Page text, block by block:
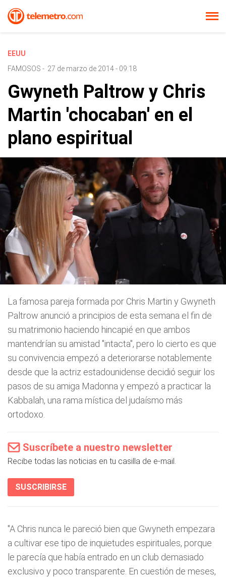
EEUU
FAMOSOS - 27 de marzo de 2014 - 09:18
Gwyneth Paltrow y Chris
Martin 'chocaban' en el
plano espiritual
La famosa pareja formada por Chris Martin y Gwyneth
Paltrow anunció a principios de esta semana el fin de
su matrimonio haciendo hincapié en que ambos
mantendrían su amistad "intacta", pero lo cierto es que
su convivencia empezó a deteriorarse notablemente
desde que la actriz estadounidense decidió seguir los
pasos de su amiga Madonna y empezó a practicar la
Kabbalah, una rama mística del judaísmo más
ortodoxo.
Suscríbete a nuestro newsletter
Recibe todas las noticias en tu casilla de e-mail.
SUSCRIBIRSE
"A Chris nunca le pareció bien que Gwyneth empezara
a cultivar ese tipo de inquietudes espirituales, porque
le parecía que había entrado en un club demasiado
exclusivo y poco transparente. En cuestión de meses,